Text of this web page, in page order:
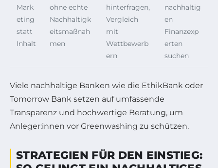
Mark
eting
statt
Inhalt
ohne echte
Nachhaltigk
eitsmaßnah
men
hinterfragen,
Vergleich
mit
Wettbewerb
ern
nachhaltig
en
Finanzexp
erten
suchen
Viele nachhaltige Banken wie die EthikBank oder
Tomorrow Bank setzen auf umfassende
Transparenz und hochwertige Beratung, um
Anleger:innen vor Greenwashing zu schützen.
STRATEGIEN FÜR DEN EINSTIEG: